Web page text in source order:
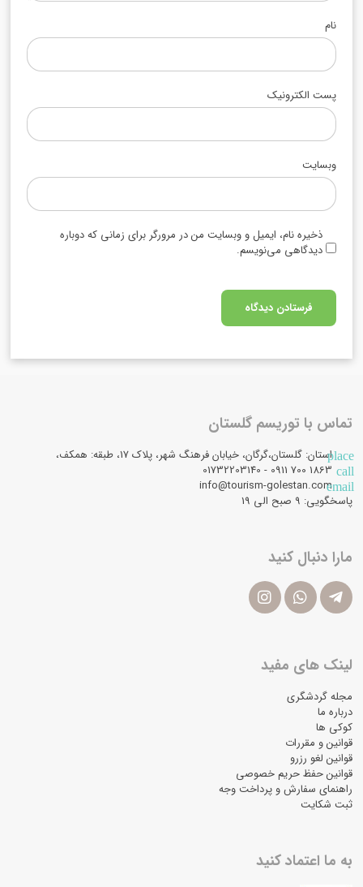
نام
پست الکترونیک
وبسایت
ذخیره نام، ایمیل و وبسایت من در مرورگر برای زمانی که دوباره
دیدگاهی می‌نویسم.
تماس با توریسم گلستان
placeاستان: گلستان،گرگان، خیابان فرهنگ شهر، پلاک 17، طبقه: همکف،
call
email
info@tourism-golestan.com
پاسخگویی: ۹ صبح الی 19
مارا دنبال کنید
لینک های مفید
مجله گردشگری
درباره ما
کوکی ها
قوانین و مقررات
قوانین لغو رزرو
قوانین حفظ حریم خصوصی
راهنمای سفارش و پرداخت وجه
ثبت شکایت
به ما اعتماد کنید